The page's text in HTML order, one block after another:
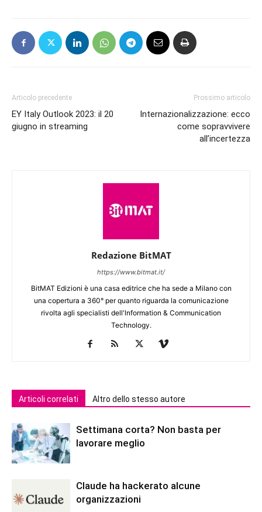
Articolo precedente
EY Italy Outlook 2023: il 20
giugno in streaming
Prossimo articolo
Internazionalizzazione: ecco
come sopravvivere
all’incertezza
Redazione BitMAT
https://www.bitmat.it/
BitMAT Edizioni è una casa editrice che ha sede a Milano con
una copertura a 360° per quanto riguarda la comunicazione
rivolta agli specialisti dell'lnformation & Communication
Technology.
Articoli correlati Altro dello stesso autore
Settimana corta? Non basta per
lavorare meglio
Claude ha hackerato alcune
organizzazioni